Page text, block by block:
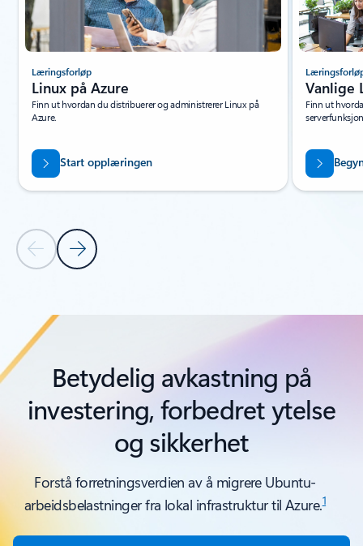
Forrige lysbildeNeste lysbilde
Læringsforløp
Linux på Azure
Finn ut hvordan du distribuerer og administrerer Linux på
Azure.
Start opplæringen
Vanlige
Finn ut
Tilbake til ressurser – faneinndeling for læringsforløp og moduler
Betydelig avkastning på
investering, forbedret ytelse
og sikkerhet
Forstå forretningsverdien av å migrere Ubuntu-
arbeidsbelastninger fra lokal infrastruktur til Azure.1